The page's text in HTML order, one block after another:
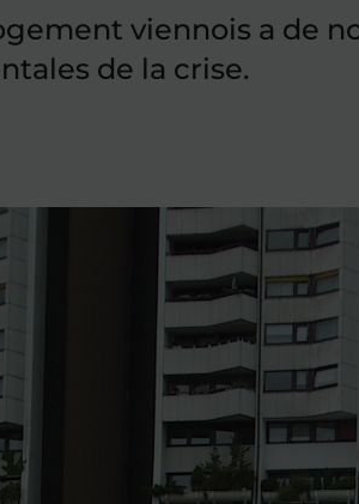
viennois a de
de la crise.